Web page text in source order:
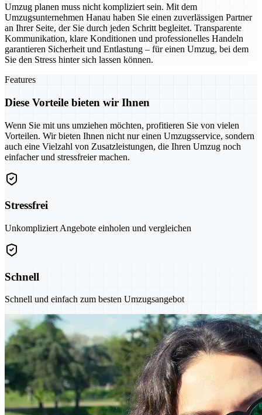
Umzug planen muss nicht kompliziert sein. Mit dem
Umzugsunternehmen Hanau haben Sie einen zuverlässigen Partner
an Ihrer Seite, der Sie durch jeden Schritt begleitet. Transparente
Kommunikation, klare Konditionen und professionelles Handeln
garantieren Sicherheit und Entlastung – für einen Umzug, bei dem
Sie den Stress hinter sich lassen können.
Features
Diese Vorteile bieten wir Ihnen
Wenn Sie mit uns umziehen möchten, profitieren Sie von vielen
Vorteilen. Wir bieten Ihnen nicht nur einen Umzugsservice, sondern
auch eine Vielzahl von Zusatzleistungen, die Ihren Umzug noch
einfacher und stressfreier machen.
Stressfrei
Unkompliziert Angebote einholen und vergleichen
Schnell
Schnell und einfach zum besten Umzugsangebot